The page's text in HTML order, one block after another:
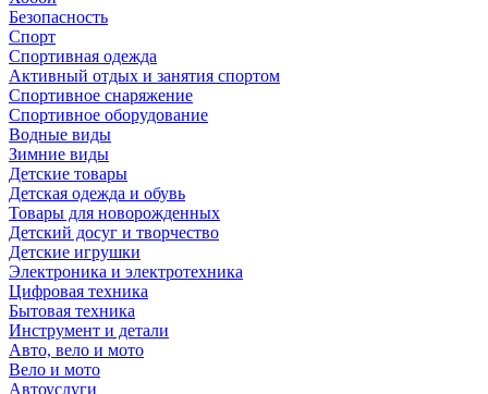
Безопасность
Спорт
Спортивная одежда
Активный отдых и занятия спортом
Спортивное снаряжение
Спортивное оборудование
Водные виды
Зимние виды
Детские товары
Детская одежда и обувь
Товары для новорожденных
Детский досуг и творчество
Детские игрушки
Электроника и электротехника
Цифровая техника
Бытовая техника
Инструмент и детали
Авто, вело и мото
Вело и мото
Автоуслуги